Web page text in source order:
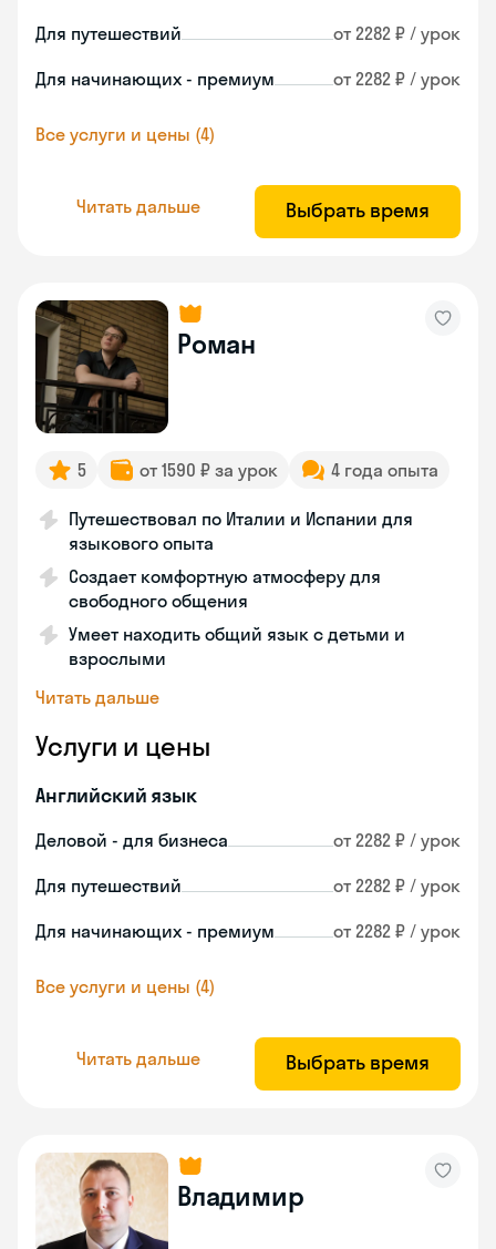
Для путешествий от 2282 ₽ / урок
Для начинающих - премиум от 2282 ₽ / урок
Все услуги и цены (4)
Читать дальше Выбрать время
Роман
5 от 1590 ₽ за урок 4 года опыта
Путешествовал по Италии и Испании для
языкового опыта
Создает комфортную атмосферу для
свободного общения
Умеет находить общий язык с детьми и
взрослыми
Читать дальше
Услуги и цены
Английский язык
Деловой - для бизнеса от 2282 ₽ / урок
Для путешествий от 2282 ₽ / урок
Для начинающих - премиум от 2282 ₽ / урок
Все услуги и цены (4)
Читать дальше Выбрать время
Владимир